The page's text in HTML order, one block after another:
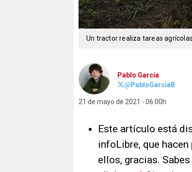
Un tractor realiza tareas
Pablo García
@PabloGarciaB
21 de mayo de 2021 06:00h
Este artículo está
infoLibre, que
ellos, gracias.